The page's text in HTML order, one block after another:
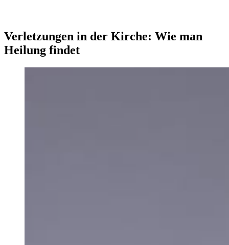
Verletzungen in der Kirche: Wie man
Heilung findet